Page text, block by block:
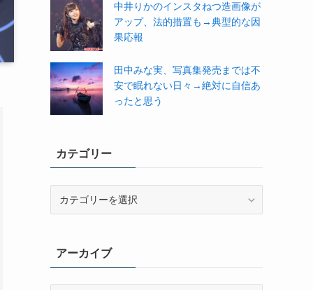
中井りかのインスタねつ造画像が
アップ、法的措置も→典型的な因
果応報
田中みな実、写真集発売までは不
安で眠れない日々→絶対に自信あ
ったと思う
カテゴリー
ーアーカイブ